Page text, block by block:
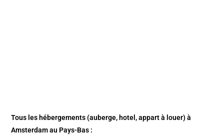
Tous les hébergements(auberge, hotel, appart à louer) à
Amsterdam au Pays-Bas :